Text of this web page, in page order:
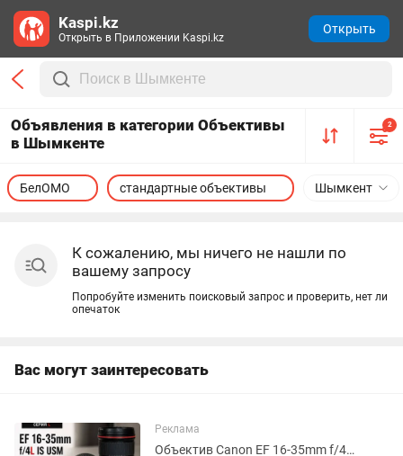
Объявления в категории Объективы
в Шымкенте
2
Шымкент
БелОМО стандартные объективы
К сожалению, мы ничего не нашли по
вашему запросу
Попробуйте изменить поисковый запрос и проверить, нет ли
опечаток
Вас могут заинтересовать
Реклама
Объектив Canon EF 16-35mm f/4L IS USM
Kaspi.kz
Открыть в Приложении Kaspi.kz
Открыть